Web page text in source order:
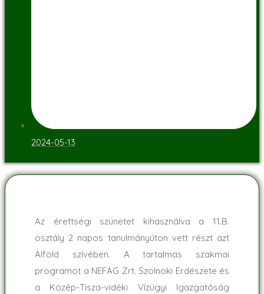
2024-05-13
Az érettségi szünetet kihasználva a 11.B.
osztály 2 napos tanulmányúton vett részt azt
Alföld szívében. A tartalmas szakmai
programot a NEFAG Zrt. Szolnoki Erdészete és
a Közép-Tisza-vidéki Vízügyi Igazgatóság